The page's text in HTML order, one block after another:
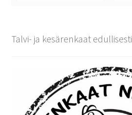
Talvi- ja kesärenkaat edullisesti